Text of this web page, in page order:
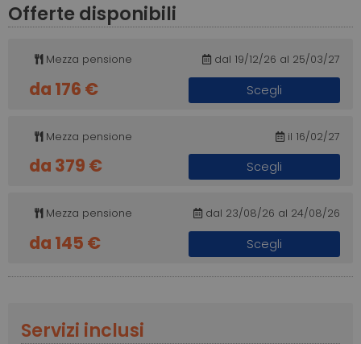
Offerte disponibili
Mezza pensione dal 19/12/26 al 25/03/27
da 176 € Scegli
Mezza pensione il 16/02/27
da 379 € Scegli
Mezza pensione dal 23/08/26 al 24/08/26
da 145 € Scegli
Servizi inclusi